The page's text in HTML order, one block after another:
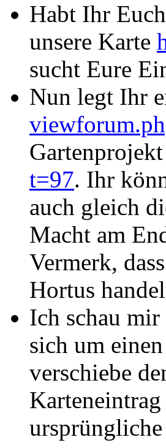
Habt Ihr
unsere Karte
sucht Eure
Nun legt Ihr
t=97. Ihr
auch gleich
Macht am
Vermerk,
Hortus
Ich schau mir
sich um
verschiebe